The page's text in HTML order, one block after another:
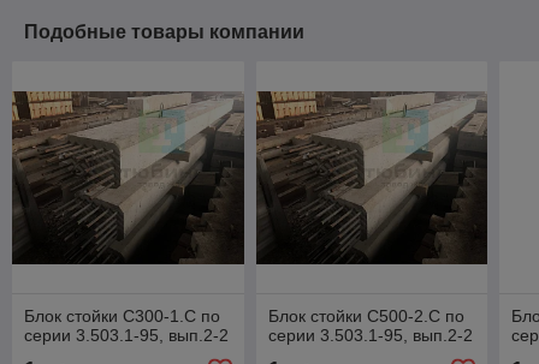
Подобные товары компании
Блок стойки С300-1.С по
серии 3.503.1-95, вып.2-2
Блок стойки С500-2.С по
серии 3.503.1-95, вып.2-2